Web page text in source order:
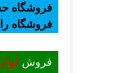
فروشگاه
فروشگاه
فروش